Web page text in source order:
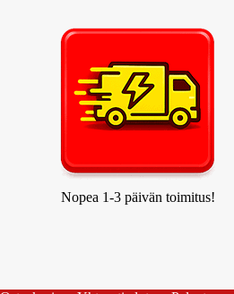
Nopea 1-3 päivän toimitus!